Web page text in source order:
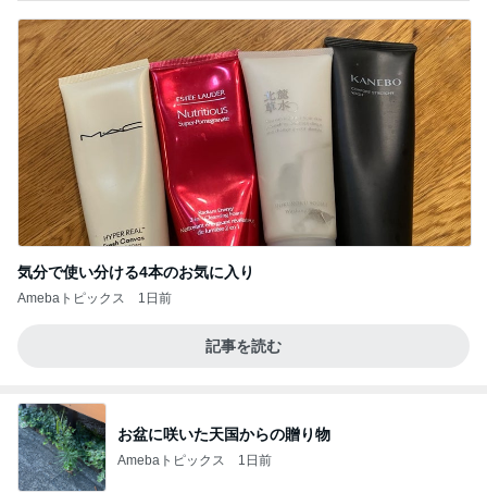
気分で使い分ける4本のお気に入り
Amebaトピックス 1日前
記事を読む
お盆に咲いた天国からの贈り物
Amebaトピックス 1日前